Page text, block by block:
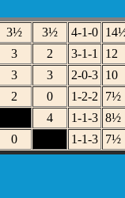
3½ 3½ 4-1-0
3 2 3-1-1
12
3 3 2-0-3 10
2 0 1-2-2
7½
4 1-1-3 8½
0 1-1-3 7½